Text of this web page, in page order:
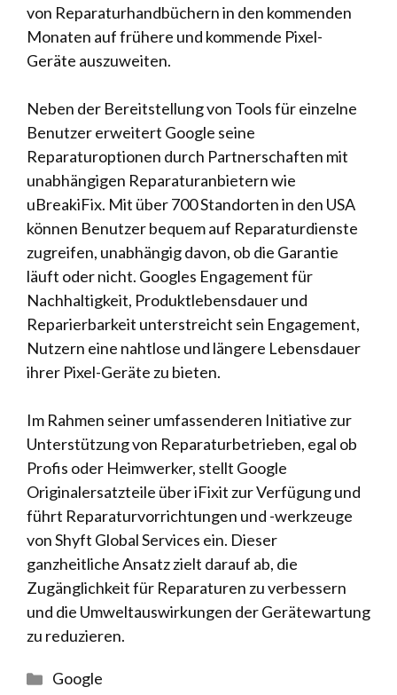
von Reparaturhandbüchern in den kommenden
Monaten auf frühere und kommende Pixel-
Geräte auszuweiten.
Neben der Bereitstellung von Tools für einzelne
Benutzer erweitert Google seine
Reparaturoptionen durch Partnerschaften mit
unabhängigen Reparaturanbietern wie
uBreakiFix. Mit über 700 Standorten in den USA
können Benutzer bequem auf Reparaturdienste
zugreifen, unabhängig davon, ob die Garantie
läuft oder nicht. Googles Engagement für
Nachhaltigkeit, Produktlebensdauer und
Reparierbarkeit unterstreicht sein Engagement,
Nutzern eine nahtlose und längere Lebensdauer
ihrer Pixel-Geräte zu bieten.
Im Rahmen seiner umfassenderen Initiative zur
Unterstützung von Reparaturbetrieben, egal ob
Profis oder Heimwerker, stellt Google
Originalersatzteile über iFixit zur Verfügung und
führt Reparaturvorrichtungen und -werkzeuge
von Shyft Global Services ein. Dieser
ganzheitliche Ansatz zielt darauf ab, die
Zugänglichkeit für Reparaturen zu verbessern
und die Umweltauswirkungen der Gerätewartung
zu reduzieren.
Kategorien
Google